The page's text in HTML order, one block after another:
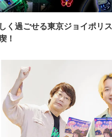
く過ごせる東京ジョイポリ
！